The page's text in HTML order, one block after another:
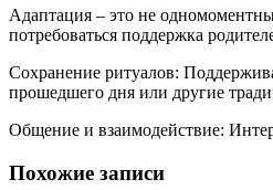
Адаптация – это не
потребоваться поддержка
Сохранение ритуалов:
прошедшего дня или другие
Общение и взаимодействие:
Похожие записи